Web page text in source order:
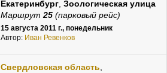
Екатеринбург, Зоологическая улица
Маршрут 25(парковый рейс)
15 августа 2011 г., понедельник
Автор: Иван Ревенков
Свердловская область,